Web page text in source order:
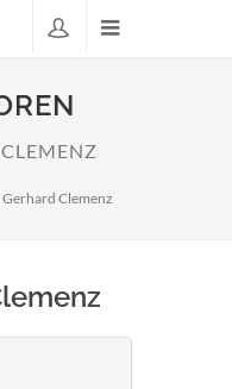
Gerhard Clemenz